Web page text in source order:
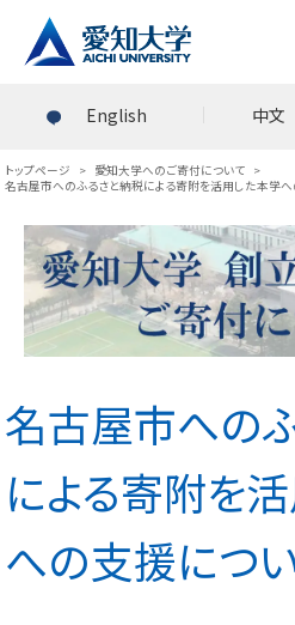
English 中文
トップページ > 愛知大学へのご寄付について >
名古屋市へのふるさと納税による寄附を活用した本学
名古屋市への
による寄附を
への支援につ